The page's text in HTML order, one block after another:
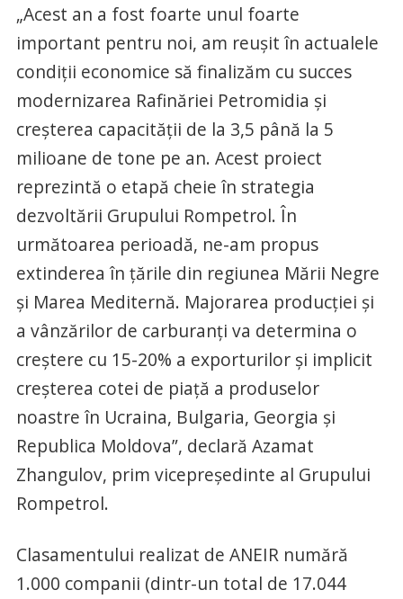
„Acest an a fost foarte unul foarte
important pentru noi, am reuşit în actualele
condiţii economice să finalizăm cu succes
modernizarea Rafinăriei Petromidia şi
creşterea capacităţii de la 3,5 până la 5
milioane de tone pe an. Acest proiect
reprezintă o etapă cheie în strategia
dezvoltării Grupului Rompetrol. În
următoarea perioadă, ne-am propus
extinderea în ţările din regiunea Mării Negre
şi Marea Mediternă. Majorarea producţiei şi
a vânzărilor de carburanţi va determina o
creştere cu 15-20% a exporturilor şi implicit
creşterea cotei de piaţă a produselor
noastre în Ucraina, Bulgaria, Georgia şi
Republica Moldova”, declară Azamat
Zhangulov, prim vicepreşedinte al Grupului
Rompetrol.
Clasamentului realizat de ANEIR numără
1.000 companii (dintr-un total de 17.044